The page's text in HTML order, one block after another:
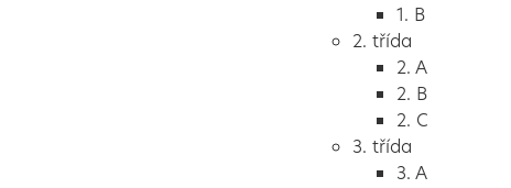
1. B
2. třída
2. A
2. B
2. C
3. třída
3. A